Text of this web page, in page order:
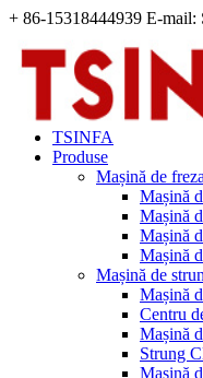
+ 86-15318444939 E-mail:
TSINFA
Produse
Mașină de
Mașină
Mașină
Mașină
Mașină
Mașină de
Mașină
Centru
Mașină
Strung
Mașină